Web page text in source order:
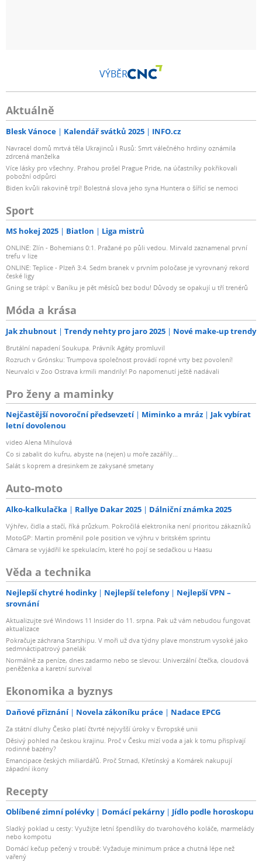
VÝBĚR
Aktuálně
Blesk Vánoce Kalendář svátků 2025 INFO.cz
Navracel domů mrtvá těla Ukrajinců i Rusů: Smrt válečného hrdiny oznámila
zdrcená manželka
Více lásky pro všechny. Prahou prošel Prague Pride, na účastníky pokřikovali
pobožní odpůrci
Biden kvůli rakovině trpí! Bolestná slova jeho syna Huntera o šířící se nemoci
Sport
MS hokej 2025 Biatlon Liga mistrů
ONLINE: Zlín - Bohemians 0:1. Pražané po půli vedou. Mirvald zaznamenal první
trefu v lize
ONLINE: Teplice - Plzeň 3:4. Sedm branek v prvním poločase je vyrovnaný rekord
české ligy
Gning se trápí: v Baníku je pět měsíců bez bodu! Důvody se opakují u tří trenérů
Móda a krása
Jak zhubnout Trendy nehty pro jaro 2025 Nové make-up trendy
Brutální napadení Soukupa. Právník Agáty promluvil
Rozruch v Grónsku: Trumpova společnost provádí ropné vrty bez povolení!
Neurvalci v Zoo Ostrava krmili mandrily! Po napomenutí ještě nadávali
Pro ženy a maminky
Nejčastější novoroční předsevzetí Miminko a mráz
Jak vybírat
letní dovolenou
video Alena Mihulová
Co si zabalit do kufru, abyste na (nejen) u moře zazářily...
Salát s koprem a dresinkem ze zakysané smetany
Auto-moto
Alko-kalkulačka Rallye Dakar 2025 Dálniční známka 2025
Výhřev, čidla a stačí, říká průzkum. Pokročilá elektronika není prioritou zákazníků
MotoGP: Martin proměnil pole position ve výhru v britském sprintu
Câmara se vyjádřil ke spekulacím, které ho pojí se sedačkou u Haasu
Věda a technika
Nejlepší chytré hodinky Nejlepší telefony
Nejlepší VPN –
srovnání
Aktualizujte své Windows 11 Insider do 11. srpna. Pak už vám nebudou fungovat
aktualizace
Pokračuje záchrana Starshipu. V moři už dva týdny plave monstrum vysoké jako
sedmnáctipatrový panelák
Normálně za peníze, dnes zadarmo nebo se slevou: Univerzální čtečka, cloudová
peněženka a karetní survival
Ekonomika a byznys
Daňové přiznání Novela zákoníku práce Nadace EPCG
Za státní dluhy Česko platí čtvrté nejvyšší úroky v Evropské unii
Děsivý pohled na českou krajinu. Proč v Česku mizí voda a jak k tomu přispívají
rodinné bazény?
Emancipace českých miliardářů. Proč Strnad, Křetínský a Komárek nakupují
západní ikony
Recepty
Oblíbené zimní polévky Domácí pekárny Jídlo podle horoskopu
Sladký poklad u cesty: Využijte letní špendlíky do tvarohového koláče, marmelády
nebo kompotu
Domácí kečup pečený v troubě: Vyžaduje minimum práce a chutná lépe než
vařený